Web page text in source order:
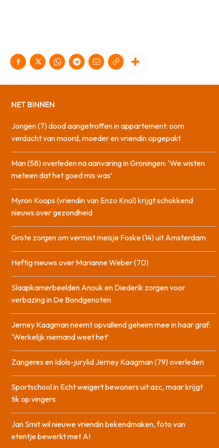
NET BINNEN
Jongen (7) dood aangetroffen in appartement: oom
verdacht van moord, moeder en vriendin opgepakt
Man (58) overleden na aanvaring in Groningen: ‘We wisten
meteen dat het goed mis was’
Myron Koops (vriendin van Enzo Knol) krijgt schokkend
nieuws over gezondheid
Grote zorgen om vermist meisje Foske (14) uit Amsterdam
Heftig nieuws over Marianne Weber (70)
Slaapkamerbeelden Anouk en Diederik zorgen voor
verbazing in De Bondgenoten
Jerney Kaagman neemt opvallend geheim mee in haar graf:
‘Werkelijk niemand weet het’
Zangeres en Idols-jurylid Jerney Kaagman (79) overleden
Sportschool in Echt weigert bewoners uit azc, maar krijgt
tik op vingers
Jan Smit wil nieuwe vriendin bekendmaken, foto van
etentje bewerkt met AI